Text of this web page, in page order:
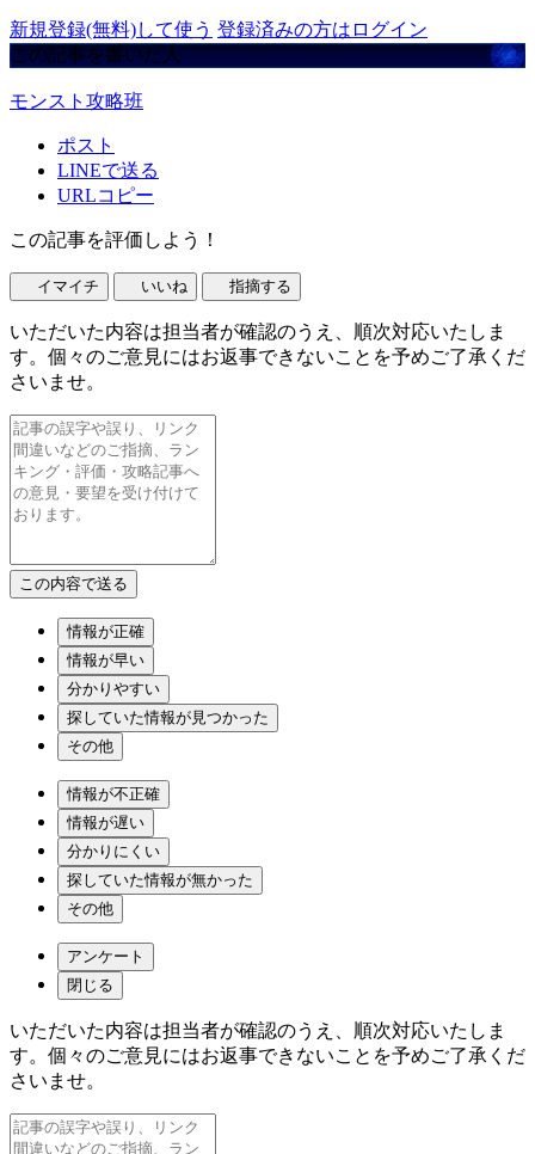
新規登録(無料)して使う 登録済みの方はログイン
この記事を書いた人
モンスト攻略班
ポスト
LINEで送る
URLコピー
この記事を評価しよう！
イマイチ いいね 指摘する
いただいた内容は担当者が確認のうえ、順次対応いたしま
す。個々のご意見にはお返事できないことを予めご了承くだ
さいませ。
情報が正確
情報が早い
分かりやすい
探していた情報が見つかった
その他
情報が不正確
情報が遅い
分かりにくい
探していた情報が無かった
その他
アンケート
閉じる
いただいた内容は担当者が確認のうえ、順次対応いたしま
す。個々のご意見にはお返事できないことを予めご了承くだ
さいませ。